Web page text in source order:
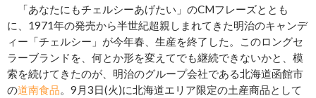
「あなたにもチェルシーあげたい」のCMフレーズととも
に、1971年の発売から半世紀超親しまれてきた明治のキャンデ
ィー「チェルシー」が今年春、生産を終了した。このロングセ
ラーブランドを、何とか形を変えてでも継続できないかと、模
索を続けてきたのが、明治のグループ会社である北海道函館市
の道南食品。9月3日(火)に北海道エリア限定の土産商品として